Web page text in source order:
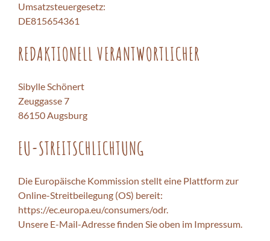
Umsatzsteuergesetz:
DE815654361
REDAKTIONELL VERANTWORTLICHER
Sibylle Schönert
Zeuggasse 7
86150 Augsburg
EU-STREITSCHLICHTUNG
Die Europäische Kommission stellt eine Plattform zur
Online-Streitbeilegung (OS) bereit:
https://ec.europa.eu/consumers/odr.
Unsere E-Mail-Adresse finden Sie oben im Impressum.